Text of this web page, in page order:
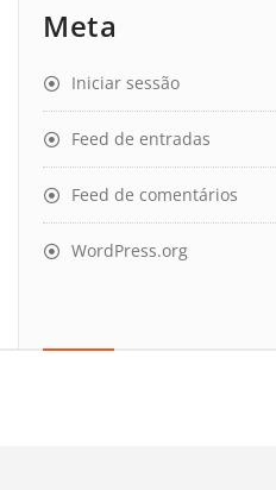
Meta
Iniciar sessão
Feed de entradas
Feed de comentários
WordPress.org